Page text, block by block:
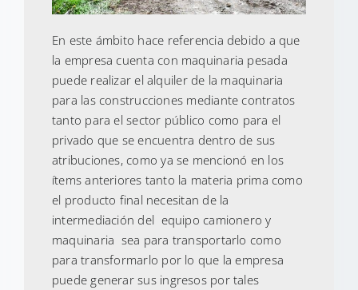
En este ámbito hace referencia debido a que
la empresa cuenta con maquinaria pesada
puede realizar el alquiler de la maquinaria
para las construcciones mediante contratos
tanto para el sector público como para el
privado que se encuentra dentro de sus
atribuciones, como ya se mencionó en los
ítems anteriores tanto la materia prima como
el producto final necesitan de la
intermediación del equipo camionero y
maquinaria sea para transportarlo como
para transformarlo por lo que la empresa
puede generar sus ingresos por tales